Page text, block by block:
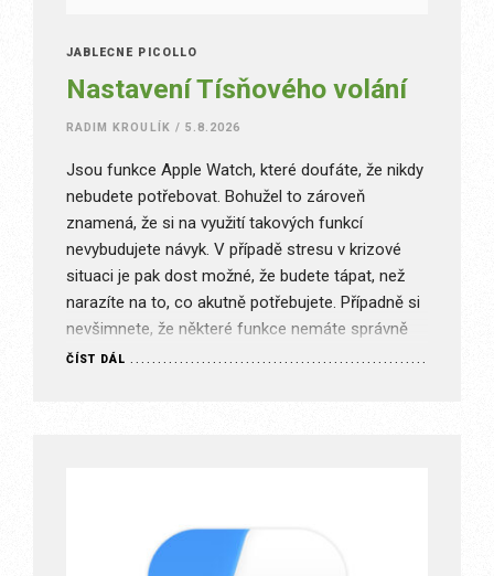
JABLEČNÉ PICOLLO
Nastavení Tísňového volání
RADIM KROULÍK / 5.8.2026
Jsou funkce Apple Watch, které doufáte, že nikdy
nebudete potřebovat. Bohužel to zároveň
znamená, že si na využití takových funkcí
nevybudujete návyk. V případě stresu v krizové
situaci je pak dost možné, že budete tápat, než
narazíte na to, co akutně potřebujete. Případně si
nevšimnete, že některé funkce nemáte správně
nastavené. Věděli byste jak aktivovat…
ČÍST DÁL